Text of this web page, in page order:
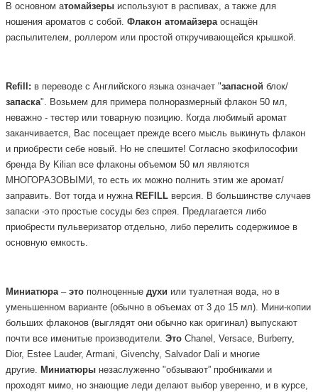
В основном атомайзеры используют в распивах, а также для
ношения ароматов с собой. Флакон атомайзера оснащён
распылителем, роллером или простой откручивающейся крышкой.
Refill: в переводе с Английского языка означает "запасной блок/
запаска". Возьмем для примера полноразмерный флакон 50 мл,
неважно - тестер или товарную позицию. Когда любимый аромат
заканчивается, Вас посещает прежде всего мысль выкинуть флакон
и приобрести себе новый. Но не спешите! Согласно экофилософии
бренда By Kilian все флаконы объемом 50 мл являются
МНОГОРАЗОВЫМИ, то есть их можно полнить этим же аромат/
заправить. Вот тогда и нужна REFILL версия.
В большинстве случаев
запаски -это простые сосуды без спрея. Предлагается либо
приобрести пульверизатор отдельно, либо перелить содержимое в
основную емкость.
Миниатюра – это полноценные духи или туалетная вода, но в
уменьшенном варианте (обычно в объемах от 3 до 15 мл). Мини-копии
больших флаконов (выглядят они обычно как оригинал) выпускают
почти все именитые производители. Это Chanel, Versace, Burberry,
Dior, Estee Lauder, Armani, Givenchy, Salvador Dali и многие
другие. Миниатюры незаслуженно "обзывают” пробниками и
проходят мимо, но знающие леди делают выбор уверенно, и в курсе,